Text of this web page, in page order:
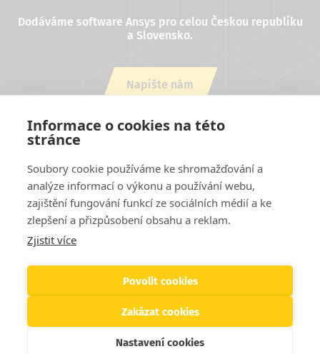
Informace o cookies na této
stránce
Soubory cookie používáme ke shromažďování a
analýze informací o výkonu a používání webu,
zajištění fungování funkcí ze sociálních médií a ke
zlepšení a přizpůsobení obsahu a reklam.
Zjistit více
Povolit cookies
Zakázat cookies
Nastavení cookies
Dodáváme software Ansys pro celou Českou republiku
a Slovensko.
Napište nám
nebo zavolejte +420 543 254 554
Patička
Projekty EUCookiesPodmínky užití stránekKontakty
Helpdesk
© 2026 SVS FEM s.r.o. Všechna práva vyhrazena